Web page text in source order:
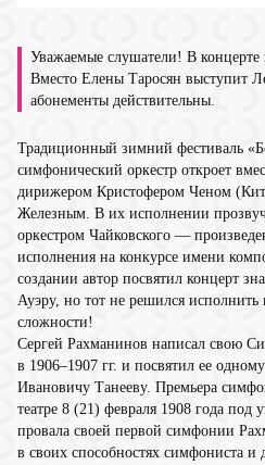
Уважаемые слушатели! В концерте
Вместо Елены Таросян выступит
абонементы действительны.
Традиционный зимний фестиваль
симфонический оркестр откроет
дирижером Кристофером Ченом
Железным. В их исполнении
оркестром Чайковского —
исполнения на конкурсе имени
создании автор посвятил концерт
Ауэру, но тот не решился
сложности!
Сергей Рахманинов написал свою
в 1906–1907 гг. и посвятил ее
Ивановичу Танееву. Премьера
театре 8 (21) февраля 1908 года под
провала своей первой симфонии
в своих способностях симфониста и